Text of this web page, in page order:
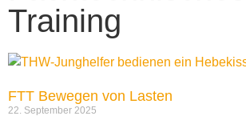
Training
FTT Bewegen von Lasten
22. September 2025